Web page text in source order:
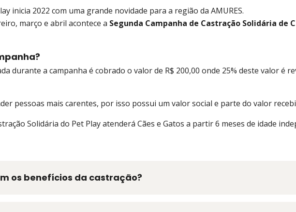
inicia 2022 com uma grande novidade para a região da AMURES.
março e abril acontece a Segunda Campanha de Castração Solidária de
durante a campanha é cobrado o valor de R$ 200,00 onde 25% deste valor é
pessoas mais carentes, por isso possui um valor social e parte do valor
Solidária do Pet Play atenderá Cães e Gatos a partir 6 meses de idade
os benefícios da castração?